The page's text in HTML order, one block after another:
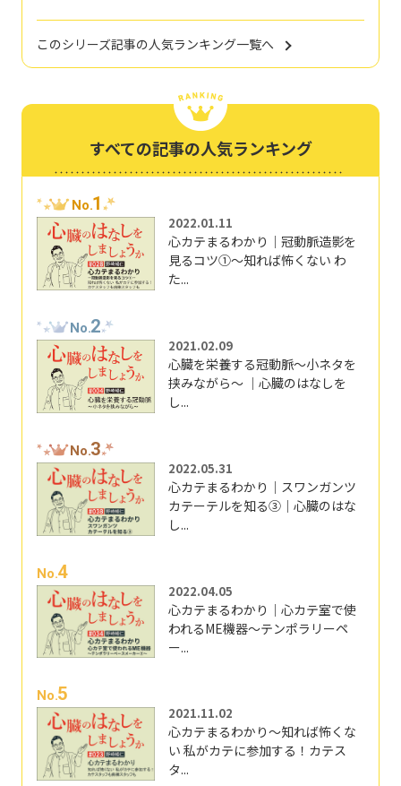
このシリーズ記事の人気ランキング一覧へ
すべての記事の人気ランキング
No.1
2022.01.11
心カテまるわかり｜冠動脈造影を
見るコツ①～知れば怖くない わ
た...
No.2
2021.02.09
心臓を栄養する冠動脈～小ネタを
挟みながら～ ｜心臓のはなしを
し...
No.3
2022.05.31
心カテまるわかり｜スワンガンツ
カテーテルを知る③｜心臓のはな
し...
No.4
2022.04.05
心カテまるわかり｜心カテ室で使
われるME機器～テンポラリーペ
ー...
No.5
2021.11.02
心カテまるわかり～知れば怖くな
い 私がカテに参加する！カテス
タ...